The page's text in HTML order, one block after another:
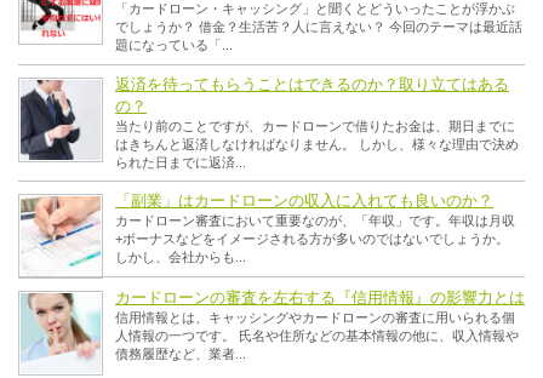
「カードローン・キャッシング」と聞くとどういったことが浮かぶ
でしょうか？ 借金？生活苦？人に言えない？ 今回のテーマは最近話
題になっている「...
返済を待ってもらうことはできるのか？取り立てはある
の？
当たり前のことですが、カードローンで借りたお金は、期日までに
はきちんと返済しなければなりません。 しかし、様々な理由で決め
られた日までに返済...
「副業」はカードローンの収入に入れても良いのか？
カードローン審査において重要なのが、「年収」です。年収は月収
+ボーナスなどをイメージされる方が多いのではないでしょうか。
しかし、会社からも...
カードローンの審査を左右する『信用情報』の影響力とは
信用情報とは、キャッシングやカードローンの審査に用いられる個
人情報の一つです。 氏名や住所などの基本情報の他に、収入情報や
債務履歴など、業者...